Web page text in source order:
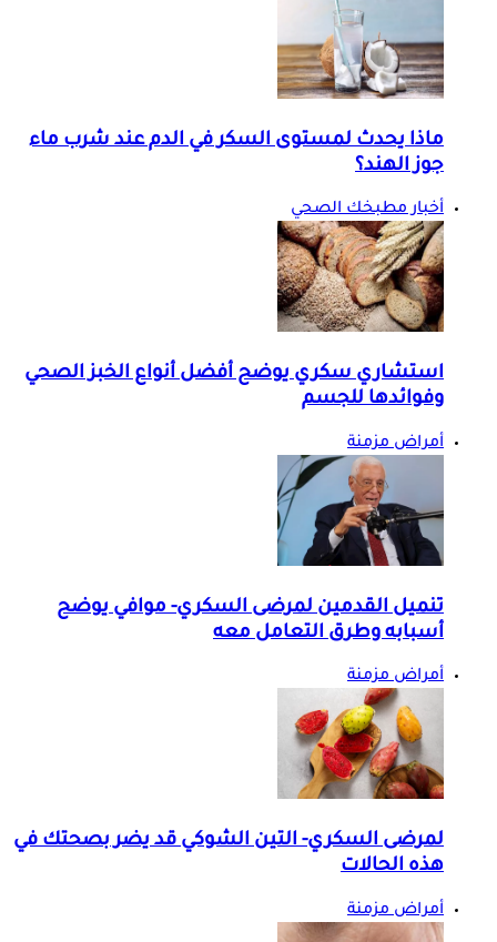
ماذا يحدث لمستوى السكر في الدم عند شرب ماء
جوز الهند؟
أخبار مطبخك الصحي
استشاري سكري يوضح أفضل أنواع الخبز الصحي
وفوائدها للجسم
أمراض مزمنة
تنميل القدمين لمرضى السكري- موافي يوضح
أسبابه وطرق التعامل معه
أمراض مزمنة
لمرضى السكري- التين الشوكي قد يضر بصحتك في
هذه الحالات
أمراض مزمنة